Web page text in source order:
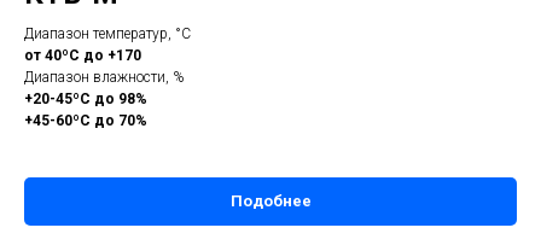
Диапазон температур, °С
от 40ºС до +170
Диапазон влажности, %
+20-45ºС до 98%
+45-60ºС до 70%
Подобнее